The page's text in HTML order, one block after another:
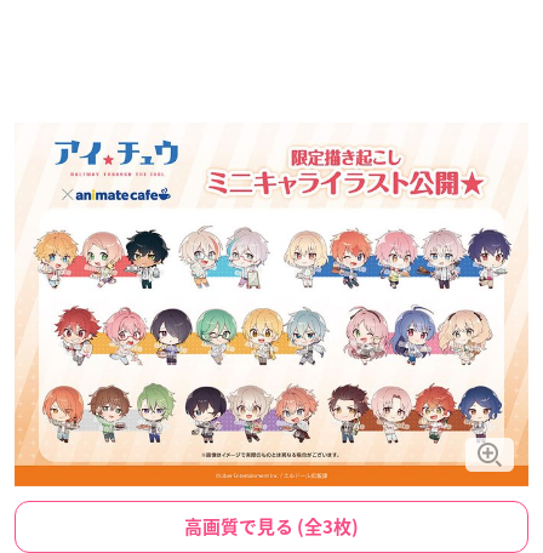
高画質で見る (全3枚)